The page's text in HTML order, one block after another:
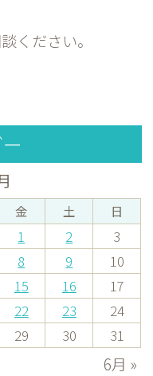
ください。
金 土 日
1 2
3
8 9
10
15 16
17
22 23
24
29 30 31
6月 »